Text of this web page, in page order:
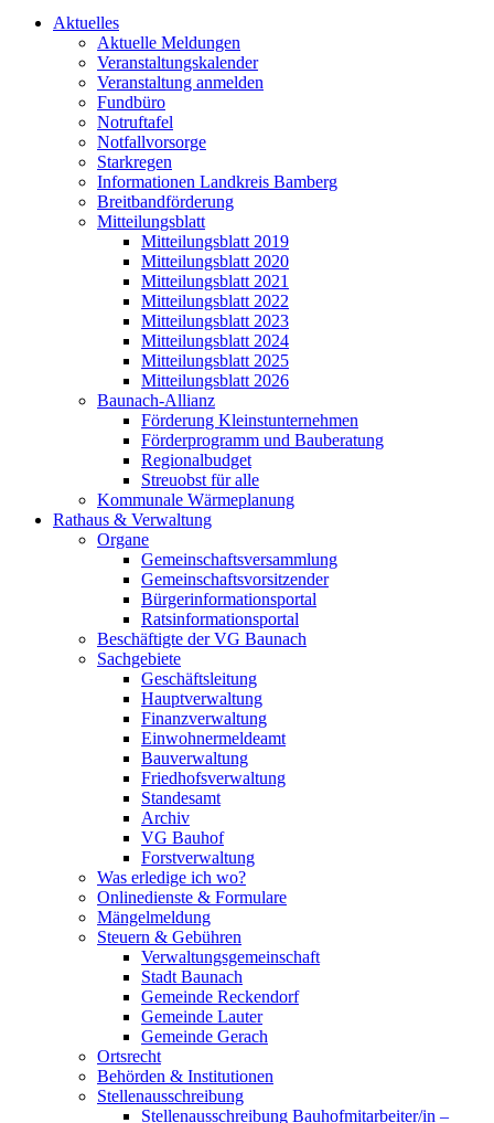
Aktuelles
Aktuelle Meldungen
Veranstaltungskalender
Veranstaltung anmelden
Fundbüro
Notruftafel
Notfallvorsorge
Starkregen
Informationen Landkreis Bamberg
Breitbandförderung
Mitteilungsblatt
Mitteilungsblatt 2019
Mitteilungsblatt 2020
Mitteilungsblatt 2021
Mitteilungsblatt 2022
Mitteilungsblatt 2023
Mitteilungsblatt 2024
Mitteilungsblatt 2025
Mitteilungsblatt 2026
Baunach-Allianz
Förderung Kleinstunternehmen
Förderprogramm und Bauberatung
Regionalbudget
Streuobst für alle
Kommunale Wärmeplanung
Rathaus & Verwaltung
Organe
Gemeinschaftsversammlung
Gemeinschaftsvorsitzender
Bürgerinformationsportal
Ratsinformationsportal
Beschäftigte der VG Baunach
Sachgebiete
Geschäftsleitung
Hauptverwaltung
Finanzverwaltung
Einwohnermeldeamt
Bauverwaltung
Friedhofsverwaltung
Standesamt
Archiv
VG Bauhof
Forstverwaltung
Was erledige ich wo?
Onlinedienste & Formulare
Mängelmeldung
Steuern & Gebühren
Verwaltungsgemeinschaft
Stadt Baunach
Gemeinde Reckendorf
Gemeinde Lauter
Gemeinde Gerach
Ortsrecht
Behörden & Institutionen
Stellenausschreibung
Stellenausschreibung Bauhofmitarbeiter/in –